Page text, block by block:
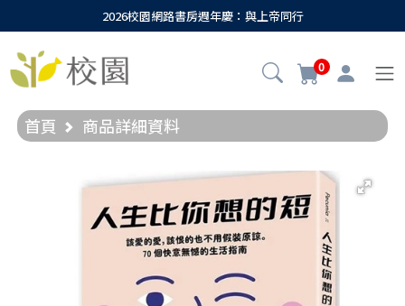
2026校園網路書房週年慶：與上帝同行
0
首頁 商品詳細資料